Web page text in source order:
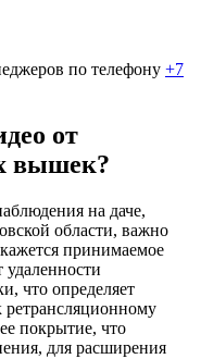
по телефону +7
от
вышек?
на даче,
области, важно
принимаемое
удаленности
что определяет
ретрансляционному
покрытие, что
для расширения